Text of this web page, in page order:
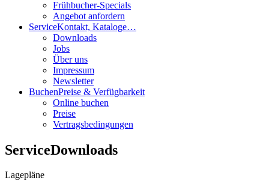
Frühbucher-Specials
Angebot anfordern
ServiceKontakt, Kataloge…
Downloads
Jobs
Über uns
Impressum
Newsletter
BuchenPreise & Verfügbarkeit
Online buchen
Preise
Vertragsbedingungen
ServiceDownloads
Lagepläne